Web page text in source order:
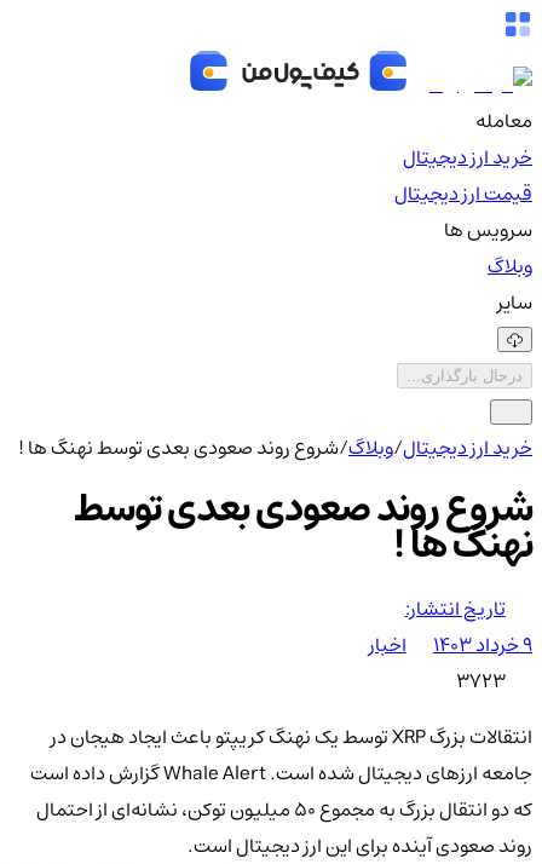
معامله
خرید ارز دیجیتال
قیمت ارز دیجیتال
سرویس ها
وبلاگ
سایر
درحال بارگذاری...
خرید ارز دیجیتال/وبلاگ/شروع روند صعودی بعدی توسط نهنگ ها !
شروع روند صعودی بعدی توسط
نهنگ ها !
تاریخ انتشار:
اخبار
3723
انتقالات بزرگ XRP توسط یک نهنگ کریپتو باعث ایجاد هیجان در
جامعه ارزهای دیجیتال شده است. Whale Alert گزارش داده است
که دو انتقال بزرگ به مجموع ۵۰ میلیون توکن، نشانه‌ای از احتمال
روند صعودی آینده برای این ارز دیجیتال است.